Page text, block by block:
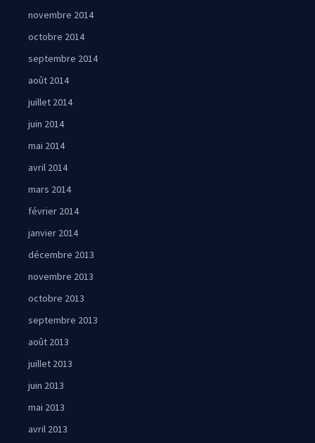
novembre 2014
octobre 2014
septembre 2014
août 2014
juillet 2014
juin 2014
mai 2014
avril 2014
mars 2014
février 2014
janvier 2014
décembre 2013
novembre 2013
octobre 2013
septembre 2013
août 2013
juillet 2013
juin 2013
mai 2013
avril 2013